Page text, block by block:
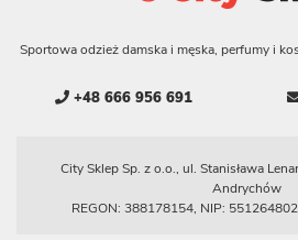
Sportowa odzież damska i męska, perfumy i
+48 666 956 691
City Sklep Sp. z o.o., ul. Stanisława
Andrychów
REGON: 388178154, NIP: